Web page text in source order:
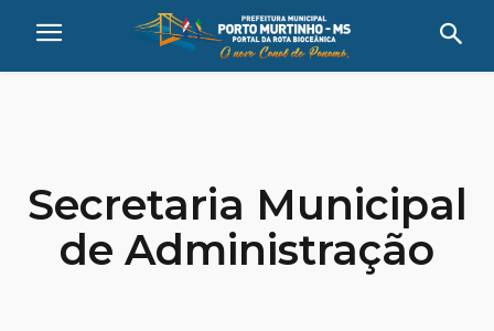
Secretaria Municipal
de Administração